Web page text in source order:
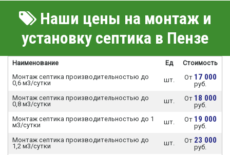
Наши цены на монтаж и
установку септика в Пензе
Наименование Ед
Стоимость
Монтаж септика производительностью до
0,6 м3/сутки
шт. От 17 000
руб.
Монтаж септика производительностью до
0,8 м3/сутки
шт. От 18 000
руб.
Монтаж септика производительностью до 1
м3/сутки
шт. От 19 000
руб.
Монтаж септика производительностью до
1,2 м3/сутки
шт. От 23 000
руб.